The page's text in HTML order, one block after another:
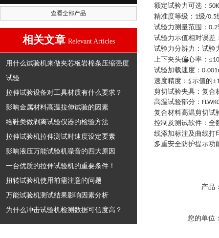
查看全部产品
相关文章 Relevant Articles
用什么试验机来做夹芯板岩棉条压缩强度
试验
拉伸试验设备对工具材质有什么要求？
影响金属材料高温拉伸试验的因素
给鞋类做剥离试验仪器的检验方法
拉伸试验机拉伸测试时速度设定要素
影响液压万能试验机噪音的四大原因
一台优质的拉伸试验机的重要条件！
扭转试验机使用前需注意的问题
万能试验机测试结果影响因素分析
为什么冲击试验机检测数据可信度高？
额定试验力可选 ：
精准度等级 ： 1级/0.5
试验力测量范围 ：
试验力示值相对误差
试验力分辨力 ： 试验
上下夹头偏心率 ： ≤10
试验加载速度 ：
速度精度 ： ≦示值的±
剪切试验夹具 ： 复合
高温试验部分 ：
复合材料高温剪切试
控制及测试软件 ： 全
线添加标注及曲线打
多重安全防护提示功
产品
您的单位